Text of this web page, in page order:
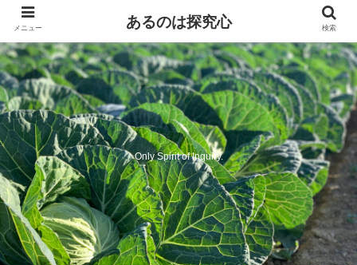
Only Spirit of Inquiry.
メニュー あるのは探究心 検索